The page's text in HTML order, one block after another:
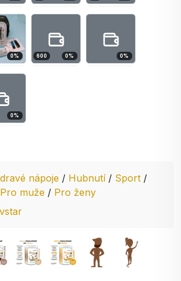
0% 600 0% 0%
0%
nápoje / Hubnutí / Sport /
Pro muže / Pro ženy